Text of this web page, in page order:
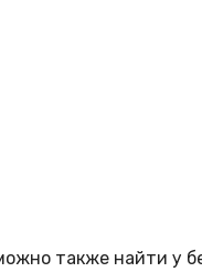
также найти у